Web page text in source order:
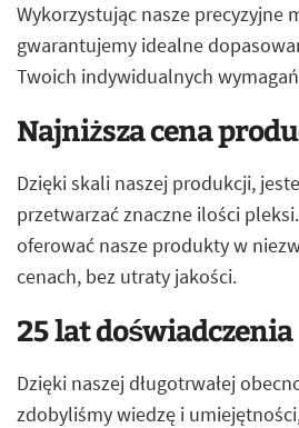
Wykorzystując nasze precyzyjne
gwarantujemy idealne
Twoich indywidualnych wymagań
Najniższa cena
Dzięki skali naszej produkcji,
przetwarzać znaczne ilości
oferować nasze produkty w
cenach, bez utraty jakości.
25 lat doświadczenia
Dzięki naszej długotrwałej
zdobyliśmy wiedzę i